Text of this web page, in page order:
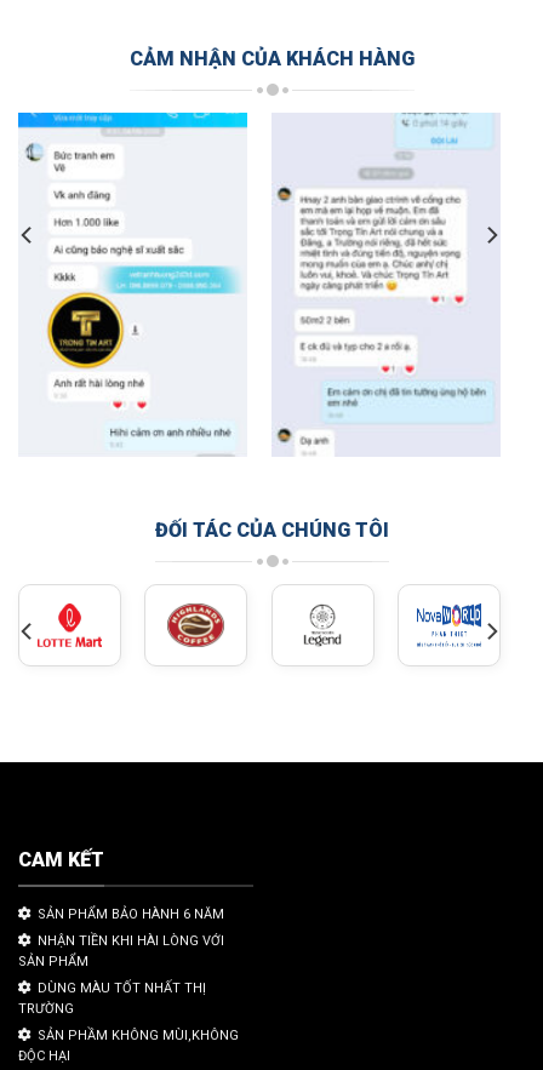
CẢM NHẬN CỦA KHÁCH HÀNG
ĐỐI TÁC CỦA CHÚNG TÔI
CAM KẾT
SẢN PHẨM BẢO HÀNH 6 NĂM
NHẬN TIỀN KHI HÀI LÒNG VỚI
SẢN PHẨM
DÙNG MÀU TỐT NHẤT THỊ
TRƯỜNG
SẢN PHẦM KHÔNG MÙI,KHÔNG
ĐỘC HẠI